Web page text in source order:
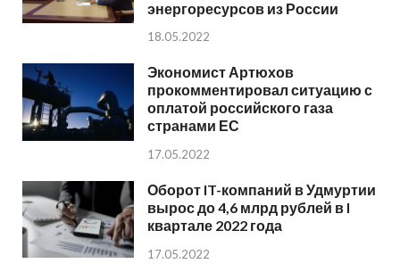
энергоресурсов из России
18.05.2022
Экономист Артюхов
прокомментировал ситуацию с
оплатой российского газа
странами ЕС
17.05.2022
Оборот IT-компаний в Удмуртии
вырос до 4,6 млрд рублей в I
квартале 2022 года
17.05.2022